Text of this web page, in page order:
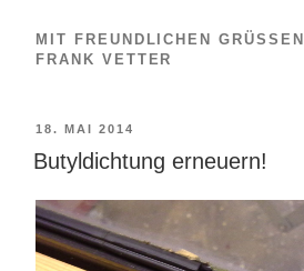
MIT FREUNDLICHEN GRÜSSEN,
FRANK VETTER
VERÖFFENTLICHT
AM
18. MAI 2014
Butyldichtung erneuern!